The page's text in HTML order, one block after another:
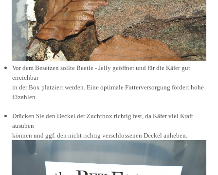
Vor dem Besetzen sollte Beetle - Jelly geöffnet und für die Käfer gut
erreichbar
in der Box platziert werden. Eine optimale Futterversorgung fördert hohe
Eizahlen.
Drücken Sie den Deckel der Zuchtbox richtig fest, da Käfer viel Kraft
ausüben
können und ggf. den nicht richtig verschlossenen Deckel anheben.